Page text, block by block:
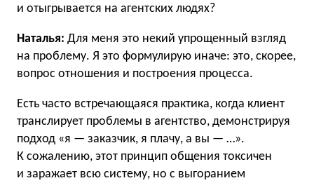
и отыгрывается на агентских людях?
Наталья: Для меня это некий упрощенный взгляд
на проблему. Я это формулирую иначе: это, скорее,
вопрос отношения и построения процесса.
Есть часто встречающаяся практика, когда клиент
транслирует проблемы в агентство, демонстрируя
подход «я — заказчик, я плачу, а вы — …».
К сожалению, этот принцип общения токсичен
и заражает всю систему, но с выгоранием